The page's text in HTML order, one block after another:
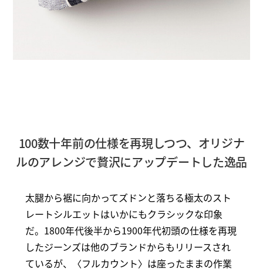
100数十年前の仕様を再現しつつ、オリジナ
ルのアレンジで贅沢にアップデートした逸品
太腿から裾に向かってズドンと落ちる極太のスト
レートシルエットはいかにもクラシックな印象
だ。1800年代後半から1900年代初頭の仕様を再現
したジーンズは他のブランドからもリリースされ
ているが、〈フルカウント〉は座ったままの作業